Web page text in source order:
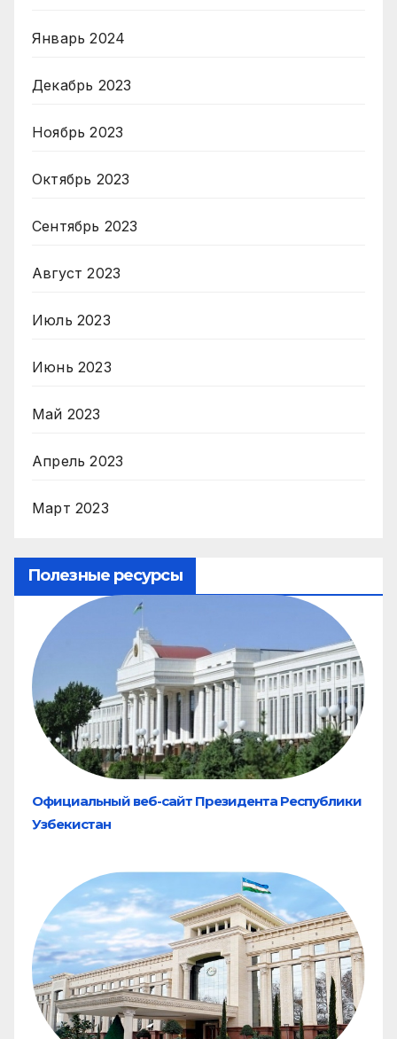
Январь 2024
Декабрь 2023
Ноябрь 2023
Октябрь 2023
Сентябрь 2023
Август 2023
Июль 2023
Июнь 2023
Май 2023
Апрель 2023
Март 2023
Полезные ресурсы
Официальный веб-сайт Президента Республики
Узбекистан